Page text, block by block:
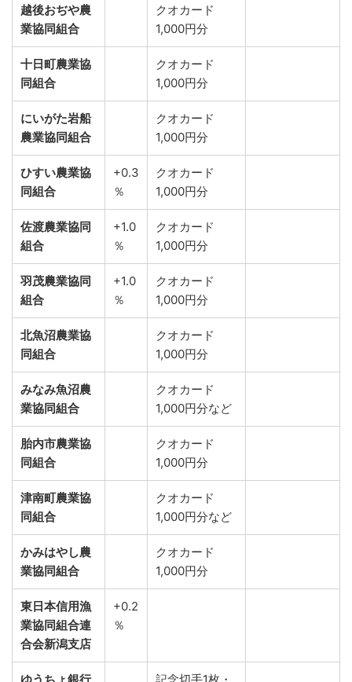
越後おぢや農
業協同組合
クオカード
1,000円分
十日町農業協
同組合
クオカード
1,000円分
にいがた岩船
農業協同組合
クオカード
1,000円分
ひすい農業協
同組合
+0.3
％
クオカード
1,000円分
佐渡農業協同
組合
+1.0
％
クオカード
1,000円分
羽茂農業協同
組合
+1.0
％
クオカード
1,000円分
北魚沼農業協
同組合
クオカード
1,000円分
みなみ魚沼農
業協同組合
クオカード
1,000円分など
胎内市農業協
同組合
クオカード
1,000円分
津南町農業協
同組合
クオカード
1,000円分など
かみはやし農
業協同組合
クオカード
1,000円分
東日本信用漁
業協同組合連
合会新潟支店
+0.2
％